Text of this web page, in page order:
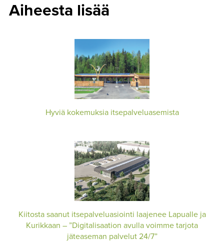
Aiheesta lisää
Hyviä kokemuksia itsepalveluasemista
Kiitosta saanut itsepalveluasiointi laajenee Lapualle ja
Kurikkaan – ”Digitalisaation avulla voimme tarjota
jäteaseman palvelut 24/7”